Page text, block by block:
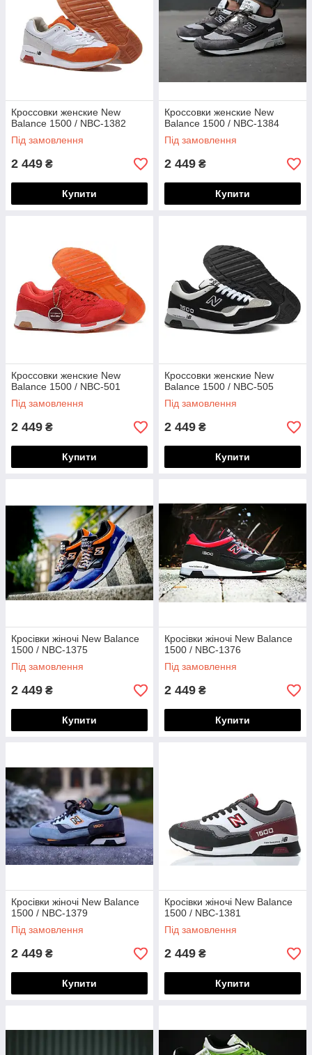
Кроссовки женские New
Balance 1500 / NBC-1382
Під замовлення
2 449 ₴
Купити
Кроссовки женские New
Balance 1500 / NBC-1384
Під замовлення
2 449 ₴
Купити
Кроссовки женские New
Balance 1500 / NBC-501
Під замовлення
2 449 ₴
Купити
Кроссовки женские New
Balance 1500 / NBC-505
Під замовлення
2 449 ₴
Купити
Кросівки жіночі New Balance
1500 / NBC-1375
Під замовлення
2 449 ₴
Купити
Кросівки жіночі New Balance
1500 / NBC-1376
Під замовлення
2 449 ₴
Купити
Кросівки жіночі New Balance
1500 / NBC-1379
Під замовлення
2 449 ₴
Купити
Кросівки жіночі New Balance
1500 / NBC-1381
Під замовлення
2 449 ₴
Купити